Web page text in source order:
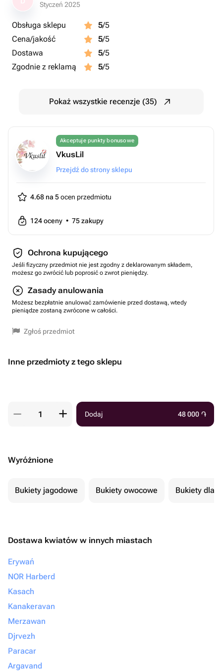
Styczeń 2025
Obsługa sklepu 5/5
Cena/jakość
5/5
Dostawa
5/5
Zgodnie z reklamą
5/5
Pokaż wszystkie recenzje (35)
Akceptuje punkty bonusowe
VkusLil
Przejdź do strony sklepu
4.68 na 5ocen przedmiotu
124oceny • 75zakupy
Ochrona kupującego
Jeśli fizyczny przedmiot nie jest zgodny z deklarowanym składem,
możesz go zwrócić lub poprosić o zwrot pieniędzy.
Zasady anulowania
Możesz bezpłatnie anulować zamówienie przed dostawą, wtedy
pieniądze zostaną zwrócone w całości.
Zgłoś przedmiot
Inne przedmioty z tego sklepu
Dodaj 48 000 ֏
Wyróżnione
Bukiety jagodowe Bukiety owocowe Bukiety dla
Dostawa kwiatów w innych miastach
Erywań
NOR Harberd
Kasach
Kanakeravan
Merzawan
Djrvezh
Paracar
Argavand